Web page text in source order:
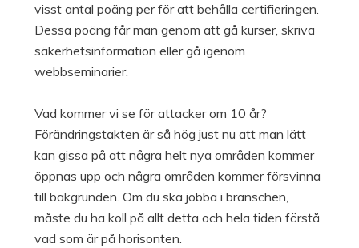
visst antal poäng per för att behålla certifieringen.
Dessa poäng får man genom att gå kurser, skriva
säkerhetsinformation eller gå igenom
webbseminarier.
Vad kommer vi se för attacker om 10 år?
Förändringstakten är så hög just nu att man lätt
kan gissa på att några helt nya områden kommer
öppnas upp och några områden kommer försvinna
till bakgrunden. Om du ska jobba i branschen,
måste du ha koll på allt detta och hela tiden förstå
vad som är på horisonten.